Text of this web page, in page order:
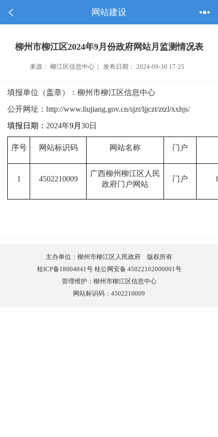
网站建设
柳州市柳江区2024年9月份政府网站月监测情况表
来源： 柳江区信息中心 | 发布日期： 2024-09-30 17:25
填报单位（盖章）：柳州市柳江区信息中心
公开网址： http://www.liujiang.gov.cn/sjzt/ljjczt/ztzl/xxhjs/
填报日期： 2024年9月 30日
序号 网站标识码 网站名称 门户
1 4502210009
广西柳州柳江区人民
政府门户网站
门户
主办单位：柳州市柳江区人民政府 版权所有
桂ICP备18004841号 桂公网安备 45022102000001号
管理维护：柳州市柳江区信息中心
网站标识码：4502210009